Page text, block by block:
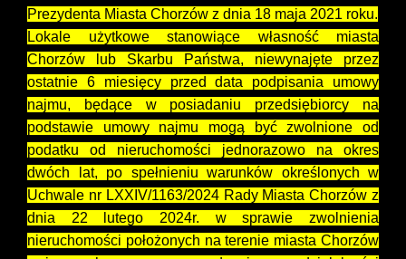
Prezydenta Miasta Chorzów z dnia 18 maja 2021 roku.
Lokale użytkowe stanowiące własność miasta
Chorzów lub Skarbu Państwa, niewynajęte przez
ostatnie 6 miesięcy przed data podpisania umowy
najmu, będące w posiadaniu przedsiębiorcy na
podstawie umowy najmu mogą być zwolnione od
podatku od nieruchomości jednorazowo na okres
dwóch lat, po spełnieniu warunków określonych w
Uchwale nr LXXIV/1163/2024 Rady Miasta Chorzów z
dnia 22 lutego 2024r. w sprawie zwolnienia
nieruchomości położonych na terenie miasta Chorzów